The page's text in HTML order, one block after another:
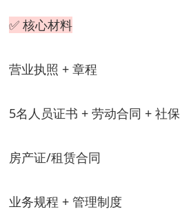
✅ 核心材料
营业执照 + 章程
5名人员证书 + 劳动合同 + 社保
房产证/租赁合同
业务规程 + 管理制度